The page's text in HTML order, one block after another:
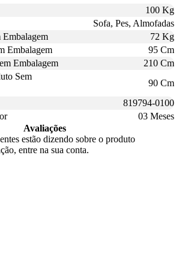
100 Kg
Sofa, Pes, Almofadas
72 Kg
Embalagem
95 Cm
Embalagem
210 Cm
Sem
90 Cm
819794-0100
03 Meses
Avaliações
estão dizendo sobre o produto
entre na sua conta.